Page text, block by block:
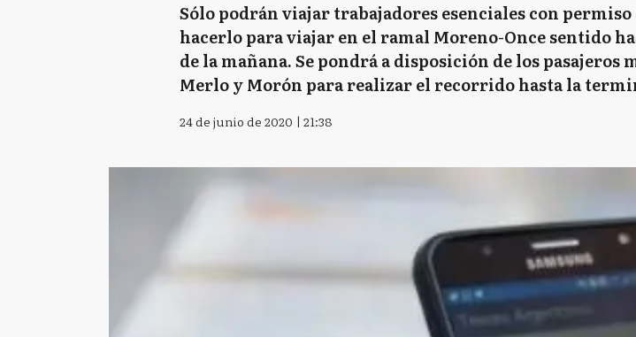
Sólo podrán viajar trabajadores esenciales con
hacerlo para viajar en el ramal Moreno-Once sentido
de la mañana. Se pondrá a disposición de los
Merlo y Morón para realizar el recorrido hasta la
24 de junio de 2020 | 21:38